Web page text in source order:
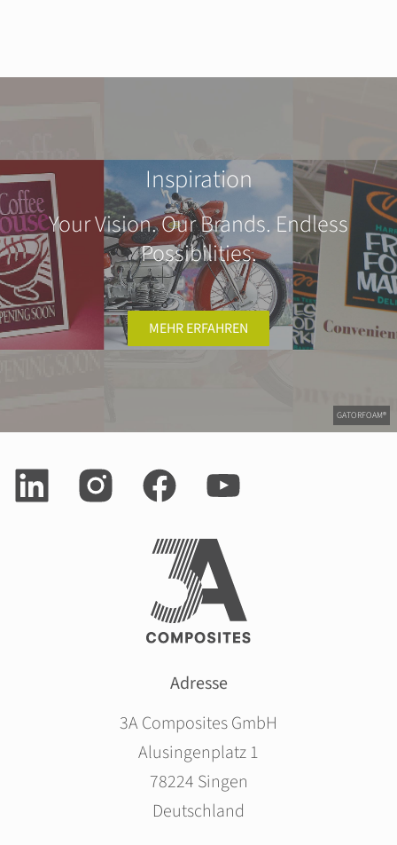
GATORFOAM®
Inspiration
Your Vision. Our Brands. Endless
Possibilities.
MEHR ERFAHREN
Adresse
3A Composites GmbH
Alusingenplatz 1
78224 Singen
Deutschland